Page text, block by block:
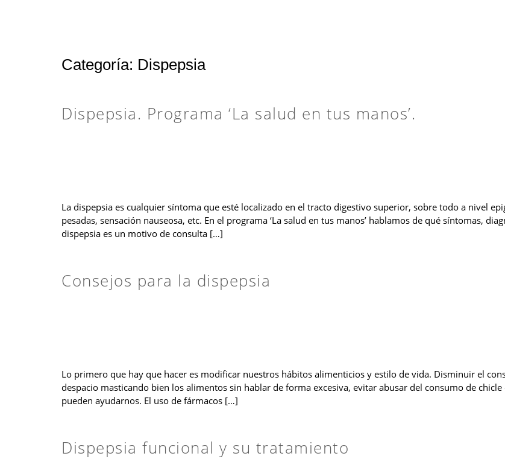
Categoría: Dispepsia
Dispepsia. Programa ‘La salud en tus manos’.
La dispepsia es cualquier síntoma que esté localizado en el tracto digestivo superior, sobre todo a nivel
pesadas, sensación nauseosa, etc. En el programa ‘La salud en tus manos’ hablamos de qué síntomas,
dispepsia es un motivo de consulta […]
Consejos para la dispepsia
Lo primero que hay que hacer es modificar nuestros hábitos alimenticios y estilo de vida. Disminuir el
despacio masticando bien los alimentos sin hablar de forma excesiva, evitar abusar del consumo de
pueden ayudarnos. El uso de fármacos […]
Dispepsia funcional y su tratamiento